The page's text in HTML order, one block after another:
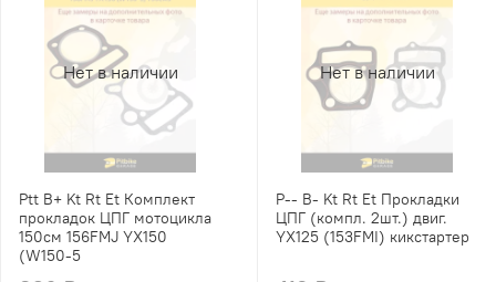
Нет в наличии
Ptt B+ Kt Rt Et Комплект
прокладок ЦПГ мотоцикла
150см 156FMJ YX150
(W150-5
Нет в наличии
P-- B- Kt Rt Et Прокладки
ЦПГ (компл. 2шт.) двиг.
YX125 (153FMI) кикстартер